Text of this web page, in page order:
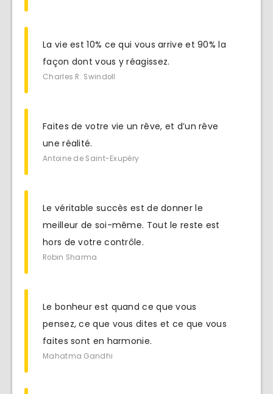
La vie est 10% ce qui vous arrive et 90% la
façon dont vous y réagissez.
Charles R. Swindoll
Faites de votre vie un rêve, et d’un rêve
une réalité.
Antoine de Saint-Exupéry
Le véritable succès est de donner le
meilleur de soi-même. Tout le reste est
hors de votre contrôle.
Robin Sharma
Le bonheur est quand ce que vous
pensez, ce que vous dites et ce que vous
faites sont en harmonie.
Mahatma Gandhi